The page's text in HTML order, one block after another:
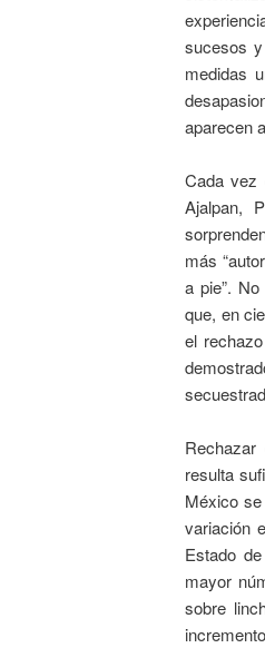
sucesos
medidas
aparecen
Cada vez
Ajalpan,
más
a pie”.
que, en
el
resulta
México
variación
Estado
mayor
sobre